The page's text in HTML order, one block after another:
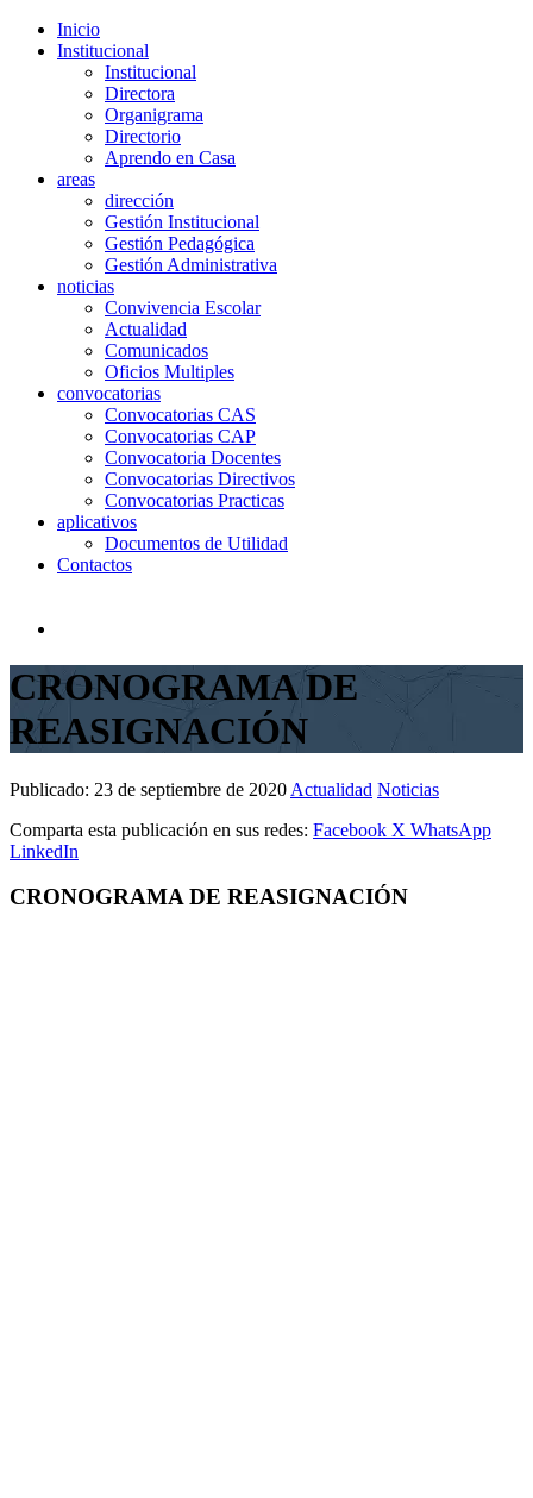
Inicio
Institucional
Institucional
Directora
Organigrama
Directorio
Aprendo en Casa
areas
dirección
Gestión Institucional
Gestión Pedagógica
Gestión Administrativa
noticias
Convivencia Escolar
Actualidad
Comunicados
Oficios Multiples
convocatorias
Convocatorias CAS
Convocatorias CAP
Convocatoria Docentes
Convocatorias Directivos
Convocatorias Practicas
aplicativos
Documentos de Utilidad
Contactos
CRONOGRAMA DE
REASIGNACIÓN
Publicado: 23 de septiembre de 2020 Actualidad Noticias
Comparta esta publicación en sus redes: Facebook X WhatsApp
LinkedIn
CRONOGRAMA DE REASIGNACIÓN